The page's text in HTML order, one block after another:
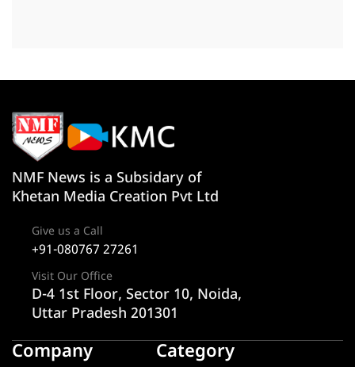
NMF News is a Subsidary of
Khetan Media Creation Pvt Ltd
Give us a Call
+91-080767 27261
Visit Our Office
D-4 1st Floor, Sector 10, Noida,
Uttar Pradesh 201301
Company Category